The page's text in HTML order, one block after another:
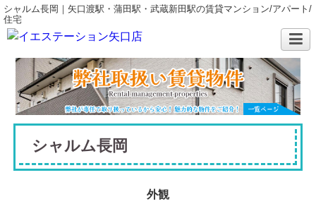
シャルム長岡｜矢口渡駅・蒲田駅・武蔵新田駅の賃貸マンション/アパート/
住宅
シャルム長岡
外観